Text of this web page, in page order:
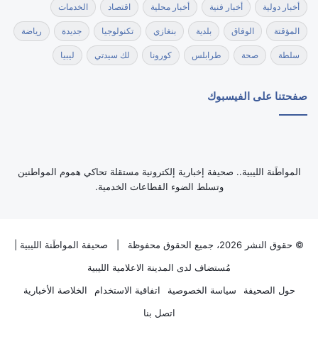
أخبار دولية أخبار فنية أخبار محلية اقتصاد الخدمات
المؤقتة الوفاق بلدية بنغازي تكنولوجيا جديدة رياضة
سلطة صحة طرابلس كورونا لك سيدتي ليبيا
صفحتنا على الفيسبوك
‏المواطَنة الليبية.. صحيفة إخبارية إلكترونية مستقلة تحاكي هموم المواطنين
وتسلط الضوء القطاعات الخدمية.
© حقوق النشر 2026، جميع الحقوق محفوظة | صحيفة المواطَنة الليبية
مُستضاف لدى المدينة الاعلامية الليبية
حول الصحيفة
سياسة الخصوصية اتفاقية الاستخدام
الخلاصة الأخبارية
اتصل بنا